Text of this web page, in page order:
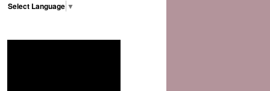
Select Language ▼